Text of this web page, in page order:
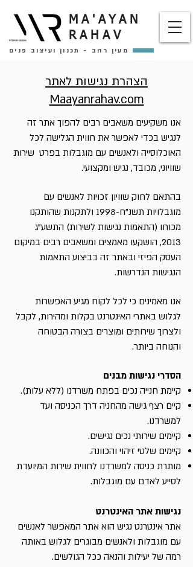
MA'AYAN
RAHAV
מעין רהב - תכנון ועיצוב פנים
הצהרת נגישות לאתר
Maayanrahav.com
אנו משקיעים משאבים רבים להפוך אתר זה
לנגיש בכדי לאפשר את חווית הגלישה לכל
האוכלוסייה ולאנשים עם מוגבלות בפרט שירות
שוויוני, מכובד, נגיש ומקצועי.
בהתאם לחוק שוויון זכויות לאנשים עם
מוגבלויות תשנ"ח-1998 ולתקנות שהותקנו
מכוחו (התאמות נגישות לשירות) התשע"ג
2013, הושקעו מאמצים ומשאבים רבים במיקום
העסק הפיזי ובאתר זה בביצוע התאמות
הנגישות הנדרשות.
אנו מאמינים כי לכל לקוח מגיע האפשרות
לגלוש באתרי האינטרנט בקלות ומהירות, לקבל
ולצרוך שירותים ומוצרים בצורה הבטוחה
והנוחה ביותר.
הסדרי נגישות מבנים
קיימת חנייה נכים בפתח משרדנו (ללא עלות).
קיים רצף גישה מהחניה דרך הכניסה ועד
למשרדנו.
קיימים שירותי נכים נגישים.
קיימים שלטי זיהוי והכוונה.
מותרת כניסה למשרדנו לחווית שירות המיועדת
לסייע לאדם עם מוגבלות.
נגישות אתר האינטרנט
אתר אינטרנט נגיש הוא אתר המאפשר לאנשים
עם מוגבלות ולאנשים מבוגרים לגלוש באותה
רמה של יעילות והנאה ככל הגולשים.